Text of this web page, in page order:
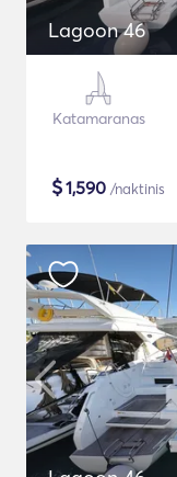
Lagoon 46
Katamaranas
$1,590 /naktinis